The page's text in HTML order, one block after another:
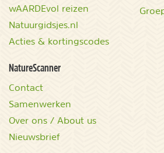
wAARDEvol reizen
Natuurgidsjes.nl
Acties & kortingscodes
NatureScanner
Contact
Samenwerken
Over ons / About us
Nieuwsbrief